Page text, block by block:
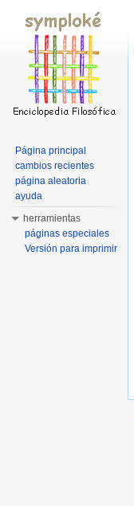
Página principal
cambios recientes
página aleatoria
ayuda
herramientas
páginas especiales
Versión para imprimir